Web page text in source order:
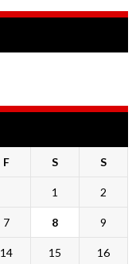
F S S
1 2
7 8 9
14 15 16